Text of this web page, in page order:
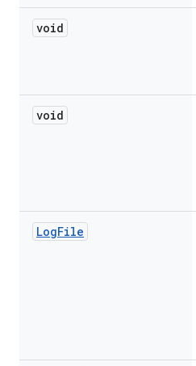
void
void
LogFile